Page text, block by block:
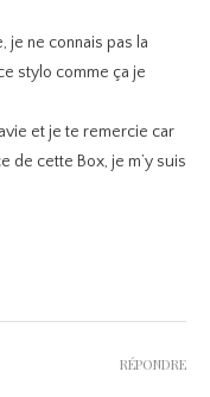
je ne connais pas la
stylo comme ça je
et je te remercie car
de cette Box, je m’y suis
RÉPONDRE